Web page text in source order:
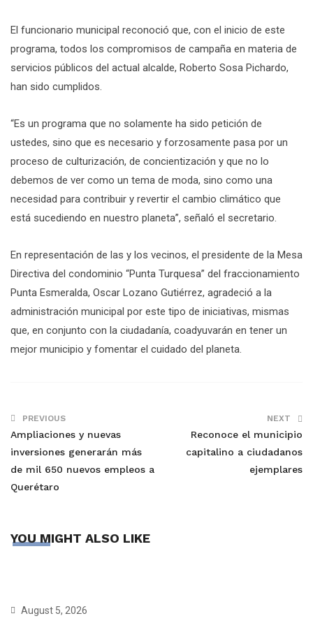
El funcionario municipal reconoció que, con el inicio de este
programa, todos los compromisos de campaña en materia de
servicios públicos del actual alcalde, Roberto Sosa Pichardo,
han sido cumplidos.
“Es un programa que no solamente ha sido petición de
ustedes, sino que es necesario y forzosamente pasa por un
proceso de culturización, de concientización y que no lo
debemos de ver como un tema de moda, sino como una
necesidad para contribuir y revertir el cambio climático que
está sucediendo en nuestro planeta”, señaló el secretario.
En representación de las y los vecinos, el presidente de la Mesa
Directiva del condominio “Punta Turquesa” del fraccionamiento
Punta Esmeralda, Oscar Lozano Gutiérrez, agradeció a la
administración municipal por este tipo de iniciativas, mismas
que, en conjunto con la ciudadanía, coadyuvarán en tener un
mejor municipio y fomentar el cuidado del planeta.
PREVIOUS
Ampliaciones y nuevas
inversiones generarán más
de mil 650 nuevos empleos a
Querétaro
NEXT
Reconoce el municipio
capitalino a ciudadanos
ejemplares
YOU MIGHT ALSO LIKE
August 5, 2026